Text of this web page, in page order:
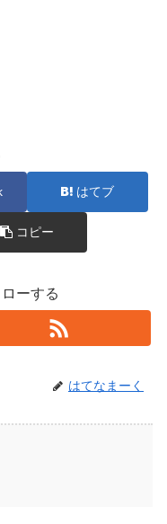
はてブ
コピー
ーする
はてなまーく